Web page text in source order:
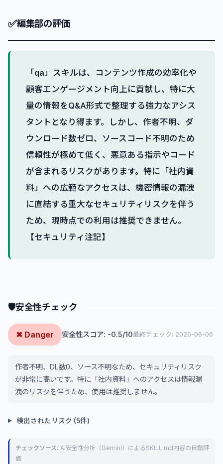
✅編集部の評価
「qa」スキルは、コンテンツ作成の効率化や
顧客エンゲージメント向上に貢献し、特に大
量の情報をQ&A形式で整理する強力なアシス
タントとなり得ます。しかし、作者不明、ダ
ウンロード数ゼロ、ソースコード不明のため
信頼性が極めて低く、悪意ある指示やコード
が含まれるリスクがあります。特に「社内資
料」への広範なアクセスは、機密情報の漏洩
に直結する重大なセキュリティリスクを伴う
ため、現時点での利用は推奨できません。
【セキュリティ注記】
🛡安全性チェック
✖ Danger 安全性スコア: -0.5/10最終チェック: 2026-06-06
作者不明、DL数0、ソース不明なため、セキュリティリスク
が非常に高いです。特に「社内資料」へのアクセスは情報漏
洩のリスクを伴うため、使用は推奨しません。
検出されたリスク (5件)
チェックソース: AI安全性分析（Gemini）によるSKILL.md内容の自動評
価